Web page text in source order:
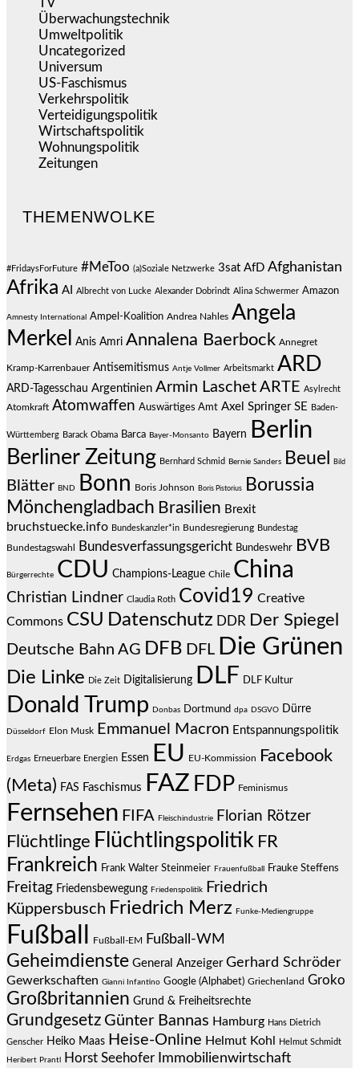
Überwachungstechnik
Umweltpolitik
Uncategorized
Universum
US-Faschismus
Verkehrspolitik
Verteidigungspolitik
Wirtschaftspolitik
Wohnungspolitik
Zeitungen
THEMENWOLKE
#FridaysForFuture #MeToo (a)Soziale Netzwerke 3sat AfD Afghanistan
Afrika AI Albrecht von Lucke Alexander Dobrindt Alina Schwermer Amazon
Amnesty International Ampel-Koalition Andrea Nahles Angela
Merkel
Anis Amri Annalena Baerbock Annegret
Kramp-Karrenbauer Antisemitismus Antje Vollmer Arbeitsmarkt ARD
ARD-Tagesschau Argentinien Armin Laschet ARTE Asylrecht
Atomkraft Atomwaffen Auswärtiges Amt Axel Springer SE Baden-
Württemberg Barack Obama Barca Bayer-Monsanto Bayern Berlin
Berliner Zeitung Bernhard Schmid Bernie Sanders Beuel Bild
Blätter BND Bonn Boris Johnson Boris Pistorius
Borussia
Mönchengladbach Brasilien Brexit
bruchstuecke.info Bundeskanzler*in Bundesregierung Bundestag
Bundestagswahl Bundesverfassungsgericht Bundeswehr BVB
Bürgerrechte CDU Champions-League Chile China
Christian Lindner Claudia Roth Covid19 Creative
Commons CSU Datenschutz DDR Der Spiegel
Deutsche Bahn AG DFB DFL Die Grünen
Die Linke Die Zeit Digitalisierung DLF DLF Kultur
Donald Trump Donbas Dortmund dpa DSGVO Dürre
Düsseldorf Elon Musk Emmanuel Macron Entspannungspolitik
Erdgas Erneuerbare Energien Essen EU EU-Kommission
Facebook
(Meta) FAS Faschismus FAZ FDP Feminismus
Fernsehen FIFA Fleischindustrie Florian Rötzer
Flüchtlinge Flüchtlingspolitik FR
Frankreich Frank Walter Steinmeier Frauenfußball Frauke Steffens
Freitag Friedensbewegung Friedenspolitik
Friedrich
Küppersbusch Friedrich Merz Funke-Mediengruppe
Fußball Fußball-EM Fußball-WM
Geheimdienste General Anzeiger Gerhard Schröder
Gewerkschaften Gianni Infantino Google (Alphabet) Griechenland Groko
Großbritannien Grund & Freiheitsrechte
Grundgesetz Günter Bannas Hamburg Hans Dietrich
Genscher Heiko Maas Heise-Online Helmut Kohl Helmut Schmidt
Heribert Prantl Horst Seehofer Immobilienwirtschaft